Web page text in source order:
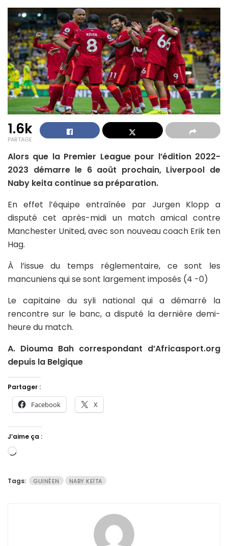
1.6k
PARTAGE
Alors que la Premier League pour l’édition 2022-
2023 démarre le 6 août prochain, Liverpool de
Naby keita continue sa préparation.
En effet l’équipe entraînée par Jurgen Klopp a
disputé cet après-midi un match amical contre
Manchester United, avec son nouveau coach Erik ten
Hag.
À l’issue du temps réglementaire, ce sont les
mancuniens qui se sont largement imposés (4 -0)
Le capitaine du syli national qui a démarré la
rencontre sur le banc, a disputé la dernière demi-
heure du match.
A. Diouma Bah correspondant d’Africasport.org
depuis la Belgique
Partager :
Facebook X
J’aime ça :
Chargement…
Tags: GUINÉEN NABY KEÏTA